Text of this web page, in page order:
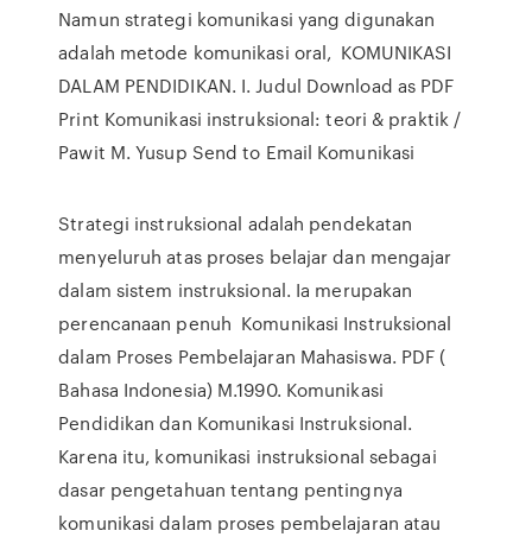
Namun strategi komunikasi yang digunakan
adalah metode komunikasi oral, KOMUNIKASI
DALAM PENDIDIKAN. I. Judul Download as PDF
Print Komunikasi instruksional: teori & praktik /
Pawit M. Yusup Send to Email Komunikasi
Strategi instruksional adalah pendekatan
menyeluruh atas proses belajar dan mengajar
dalam sistem instruksional. Ia merupakan
perencanaan penuh Komunikasi Instruksional
dalam Proses Pembelajaran Mahasiswa. PDF (
Bahasa Indonesia) M.1990. Komunikasi
Pendidikan dan Komunikasi Instruksional.
Karena itu, komunikasi instruksional sebagai
dasar pengetahuan tentang pentingnya
komunikasi dalam proses pembelajaran atau